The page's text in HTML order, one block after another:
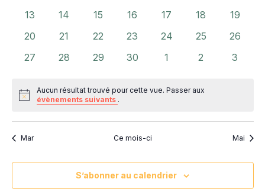
0
13
0
14
0
15
0
16
0
17
0
18
0
19
0
20
0
21
0
22
0
23
0
24
0
25
0
26
0
27
0
28
0
29
0
30
0
1
0
2
0
3
Notice
Aucun résultat trouvé pour cette vue. Passer aux
évènements suivants .
Mar Ce mois-ci Mai
S’abonner au calendrier